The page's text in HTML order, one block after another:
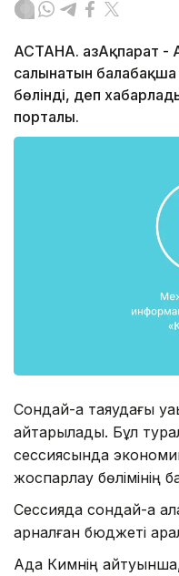
АСТАНА. ҚазАқпарат -
салынатын
бөлінді, деп
порталы.
Сондай-ақ таяудағы
қайтарылады. Бұл
сессиясында
жоспарлау бөлімінің
Сессияда сондай-ақ
арналған бюджеті
Ада Кимнің